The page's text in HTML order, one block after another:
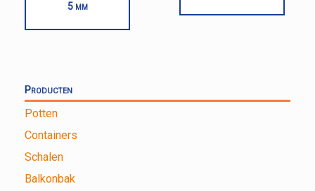
5 mm
Producten
Potten
Containers
Schalen
Balkonbak